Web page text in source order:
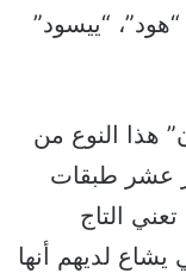
“هود”، “ييسود”
هذا النوع من
عشر طبقات
التاج
يشاع لديهم أنها